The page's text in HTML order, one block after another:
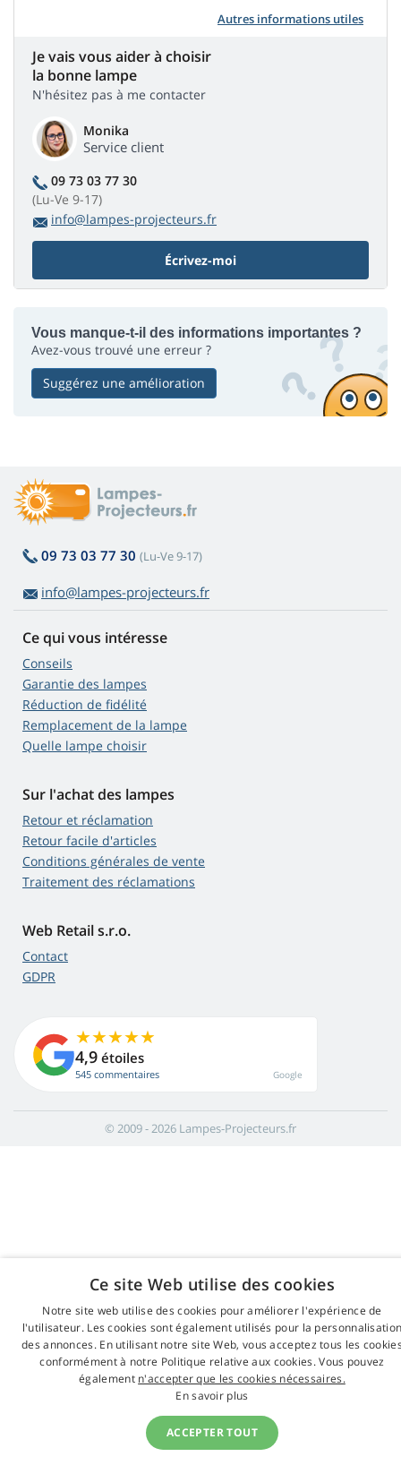
Autres informations utiles
Je vais vous aider à choisir
la bonne lampe
N'hésitez pas à me contacter
Monika
Service client
09 73 03 77 30
(Lu-Ve 9-17)
info@lampes-projecteurs.fr
Écrivez-moi
Vous manque-t-il des informations importantes ?
Avez-vous trouvé une erreur ?
Suggérez une amélioration
09 73 03 77 30 (Lu-Ve 9-17)
info@lampes-projecteurs.fr
Ce qui vous intéresse
Conseils
Garantie des lampes
Réduction de fidélité
Remplacement de la lampe
Quelle lampe choisir
Sur l'achat des lampes
Retour et réclamation
Retour facile d'articles
Conditions générales de vente
Traitement des réclamations
Web Retail s.r.o.
Contact
GDPR
4,9 étoiles
545 commentaires Google
© 2009 - 2026 Lampes-Projecteurs.fr
Ce site Web utilise des cookies
Notre site web utilise des cookies pour améliorer l'expérience de
l'utilisateur. Les cookies sont également utilisés pour la
des annonces. En utilisant notre site Web, vous acceptez tous les
conformément à notre Politique relative aux cookies. Vous pouvez
également n'accepter que les cookies nécessaires.
En savoir plus
ACCEPTER TOUT